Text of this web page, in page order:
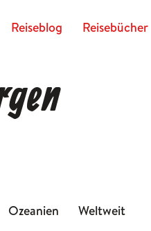
Rei­se­blog Reisebücher
Ozeanien Weltweit